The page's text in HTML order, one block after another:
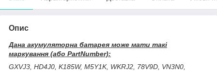
Опис
Дана акумуляторна батарея може мати такі
маркування (або PartNumber):
GXVJ3, HD4J0, K185W, M5Y1K, WKRJ2, 78V9D, VN3N0,